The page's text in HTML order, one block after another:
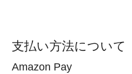
支払い方法について
Amazon Pay